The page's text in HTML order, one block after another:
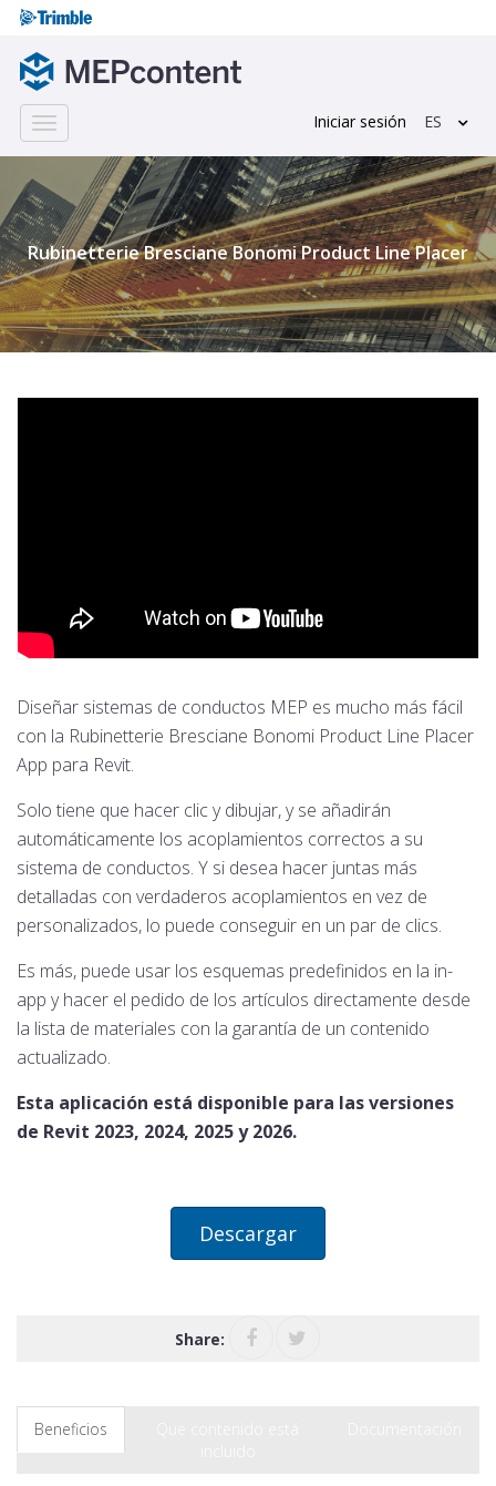
Toggle
navigation
Iniciar sesión ES
Rubinetterie Bresciane Bonomi Product Line Placer
Diseñar sistemas de conductos MEP es mucho más fácil
con la Rubinetterie Bresciane Bonomi Product Line Placer
App para Revit.
Solo tiene que hacer clic y dibujar, y se añadirán
automáticamente los acoplamientos correctos a su
sistema de conductos. Y si desea hacer juntas más
detalladas con verdaderos acoplamientos en vez de
personalizados, lo puede conseguir en un par de clics.
Es más, puede usar los esquemas predefinidos en la in-
app y hacer el pedido de los artículos directamente desde
la lista de materiales con la garantía de un contenido
actualizado.
Esta aplicación está disponible para las versiones
de Revit 2023, 2024, 2025 y 2026.
Descargar
Share:
Beneficios